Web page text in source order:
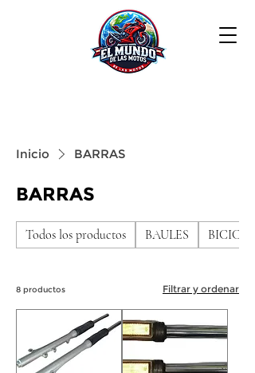
Inicio BARRAS
BARRAS
Todos los productos BAULES
8 productos Filtrar y ordenar